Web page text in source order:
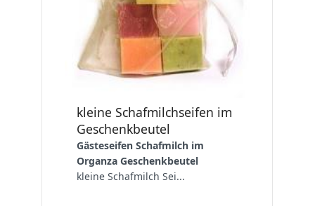
kleine Schafmilchseifen im
Geschenkbeutel
Gästeseifen Schafmilch im
Organza Geschenkbeutel
kleine Schafmilch Sei...